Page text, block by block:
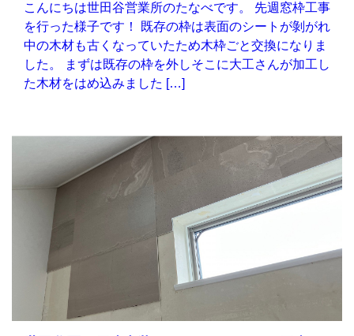
こんにちは世田谷営業所のたなべです。 先週窓枠工事
を行った様子です！ 既存の枠は表面のシートが剝がれ
中の木材も古くなっていたため木枠ごと交換になりま
した。 まずは既存の枠を外しそこに大工さんが加工し
た木材をはめ込みました […]